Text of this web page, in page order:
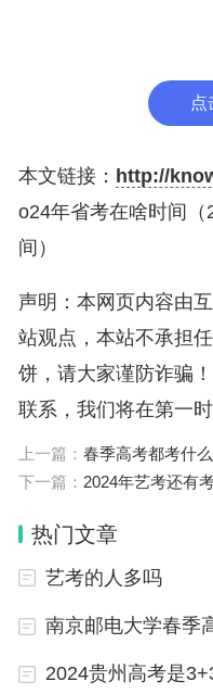
上午9：00-11：00 行
考公务员的要求和条件
公务员报考条件：
(一)具有中华人民共和
(二)18周岁以上、35
和博士研究生(非在职
(三)拥护中华人民共和
(四)具有良好的品行。
(五)具有正常履行职责
点
本文链接： http://
o24年省考在啥时间
间）
声明：本网页内容由
站观点，本站不承担
饼，请大家谨防诈骗
联系，我们将在第一时
上一篇： 春季高考都考什
下一篇： 2024年艺考还有
热门文章
艺考的人多吗
南京邮电大学春季